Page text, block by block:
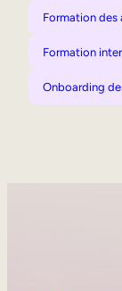
Formation des
Formation
Onboarding